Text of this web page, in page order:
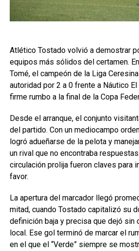
Atlético Tostado volvió a demostrar
equipos más sólidos del certamen.
Tomé, el campeón de la Liga
autoridad por 2 a 0 frente a Náutico
firme rumbo a la final de la Copa
Desde el arranque, el conjunto
del partido. Con un mediocampo
logró adueñarse de la pelota y
un rival que no encontraba
circulación prolija fueron claves para
favor.
La apertura del marcador llegó
mitad, cuando Tostado capitalizó su
definición baja y precisa que dejó sin
local. Ese gol terminó de marcar el
en el que el “Verde” siempre se